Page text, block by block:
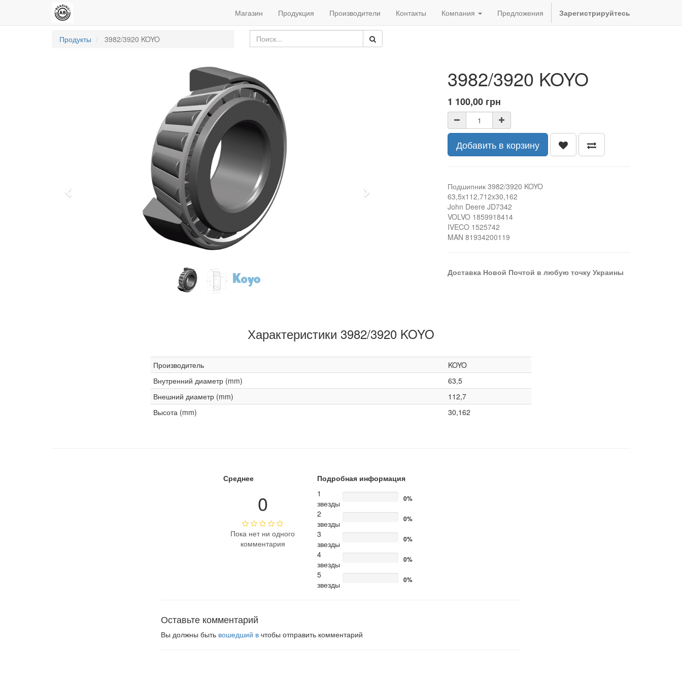
Магазин Продукция Производители Контакты Компания Предложения Зарегистрируйтесь
Продукты 3982/3920 KOYO
Next
3982/3920 KOYO
1 100,00 грн
Добавить в корзину
Подшипник 3982/3920 KOYO
63,5x112,712x30,162
John Deere JD7342
VOLVO 1859918414
IVECO 1525742
MAN 81934200119
Доставка Новой Почтой в любую точку Украины
Характеристики 3982/3920 KOYO
Производитель
KOYO
Внутренний диаметр (mm)
63,5
Внешний диаметр (mm)
112,7
Высота (mm)
30,162
Среднее
0
Пока нет ни одного
комментария
Подробная информация
1
звезды
0%
2
звезды
0%
3
звезды
0%
4
звезды
0%
5
звезды
0%
Оставьте комментарий
Вы должны быть вошедший в чтобы отправить комментарий